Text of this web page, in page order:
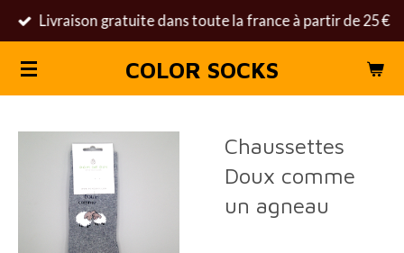
Passer
au
contenu
principal
COLOR SOCKS
Livraison gratuite dans toute la france à partir de 25 €
Chaussettes
Doux comme
un agneau